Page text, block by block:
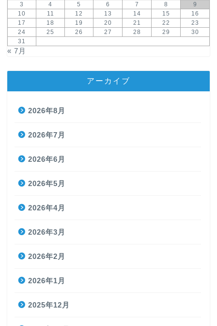
3
4 5 6 7 8
9
10
11 12 13 14 15
16
17
18 19 20 21 22
23
24
25 26 27 28 29
30
31
« 7月
アーカイブ
2026年8月
2026年7月
2026年6月
2026年5月
2026年4月
2026年3月
2026年2月
2026年1月
2025年12月